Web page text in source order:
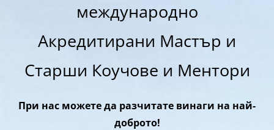
международно
Акредитирани Мастър и
Старши Коучове и Ментори
При нас можете да разчитате винаги на най-
доброто!